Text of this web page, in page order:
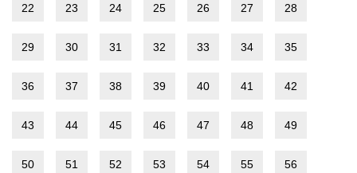
22 23 24 25 26 27 28
29 30 31 32 33 34 35
36 37 38 39 40 41 42
43 44 45 46 47 48 49
50 51 52 53 54 55 56